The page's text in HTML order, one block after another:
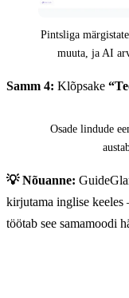
Pintsliga
muuta, ja AI
Samm 4: Klõpsake
Enne
Osade lindude
💡 Nõuanne:
kirjutama inglise keeles
töötab see samamoodi